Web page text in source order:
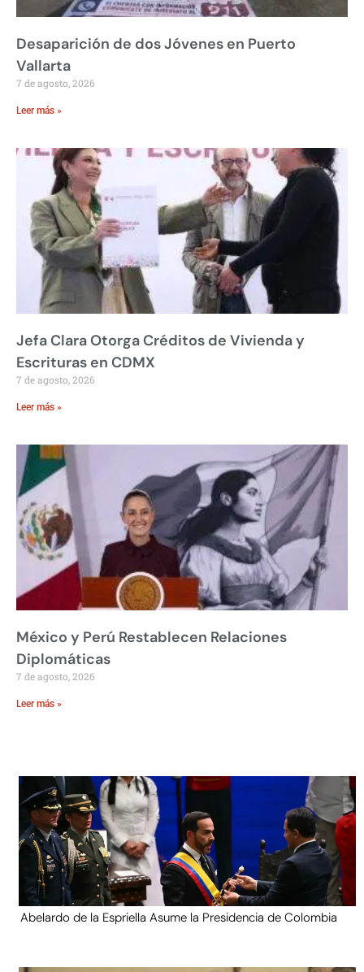
Desaparición de dos Jóvenes en Puerto
Vallarta
7 de agosto, 2026
Leer más »
Jefa Clara Otorga Créditos de Vivienda y
Escrituras en CDMX
7 de agosto, 2026
Leer más »
México y Perú Restablecen Relaciones
Diplomáticas
7 de agosto, 2026
Leer más »
Abelardo de la Espriella Asume la Presidencia de Colombia